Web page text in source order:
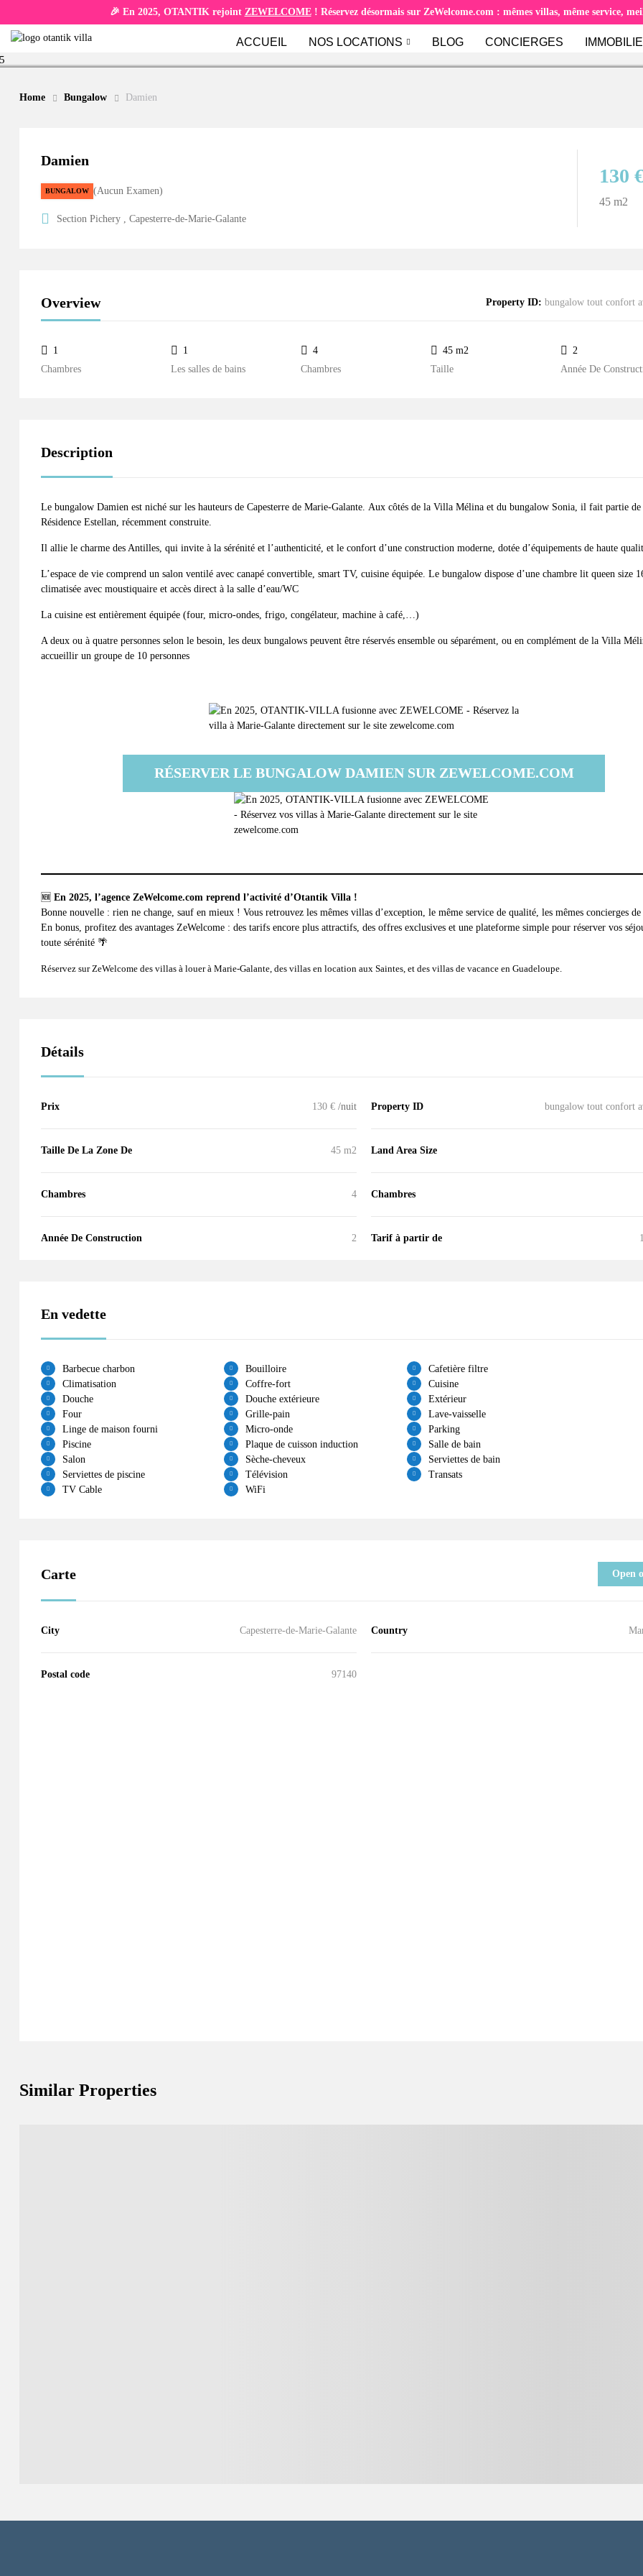
🎉 En 2025, OTANTIK rejoint ZEWELCOME! Réservez désormais sur ZeWelcome.com : mêmes villas, même service,
ACCUEIL NOS LOCATIONS BLOG CONCIERGES
Home Bungalow Damien
Damien
BUNGALOW Aucun Examen
Section Pichery , Capesterre-de-Marie-Galante
130
45 m2
Overview Property ID: bungalow tout confort
Chambres
1
Les salles de bains
1
Chambres
4
Taille
45 m2
Année De
2
Description
Le bungalow Damien est niché sur les hauteurs de Capesterre de Marie-Galante. Aux côtés de la Villa Mélina et du bungalow Sonia, il fait partie de
Résidence Estellan, récemment construite.
Il allie le charme des Antilles, qui invite à la sérénité et l’authenticité, et le confort d’une construction moderne, dotée d’équipements de haute
L’espace de vie comprend un salon ventilé avec canapé convertible, smart TV, cuisine équipée. Le bungalow dispose d’une chambre lit queen size
climatisée avec moustiquaire et accès direct à la salle d’eau/WC
La cuisine est entièrement équipée (four, micro-ondes, frigo, congélateur, machine à café,…)
A deux ou à quatre personnes selon le besoin, les deux bungalows peuvent être réservés ensemble ou séparément, ou en complément de la Villa
accueillir un groupe de 10 personnes
RÉSERVER LE BUNGALOW DAMIEN SUR ZEWELCOME.COM
🆕 En 2025, l’agence ZeWelcome.com reprend l’activité d’Otantik Villa !
Bonne nouvelle : rien ne change, sauf en mieux ! Vous retrouvez les mêmes villas d’exception, le même service de qualité, les mêmes concierges de
En bonus, profitez des avantages ZeWelcome : des tarifs encore plus attractifs, des offres exclusives et une plateforme simple pour réserver vos
toute sérénité 🌴
Réservez sur ZeWelcome des villas à louer à Marie-Galante , des villas en location aux Saintes , et des villas de vacance en Guadeloupe
Détails
Prix 130 € /nuit Property ID bungalow tout confort
Taille De La Zone De 45 m2 Land Area Size
Chambres 4 Chambres
Année De Construction 2 Tarif à partir de
En vedette
Barbecue charbon Bouilloire
Cafetière filtre
Climatisation
Coffre-fort
Cuisine
Douche
Douche extérieure
Extérieur
Four
Grille-pain
Lave-vaisselle
Linge de maison fourni
Micro-onde
Parking
Piscine
Plaque de cuisson induction
Salle de bain
Salon
Sèche-cheveux
Serviettes de bain
Serviettes de piscine
Télévision
Transats
TV Cable
WiFi
Carte Open
City Capesterre-de-Marie-Galante Country
Postal code 97140
Similar Properties